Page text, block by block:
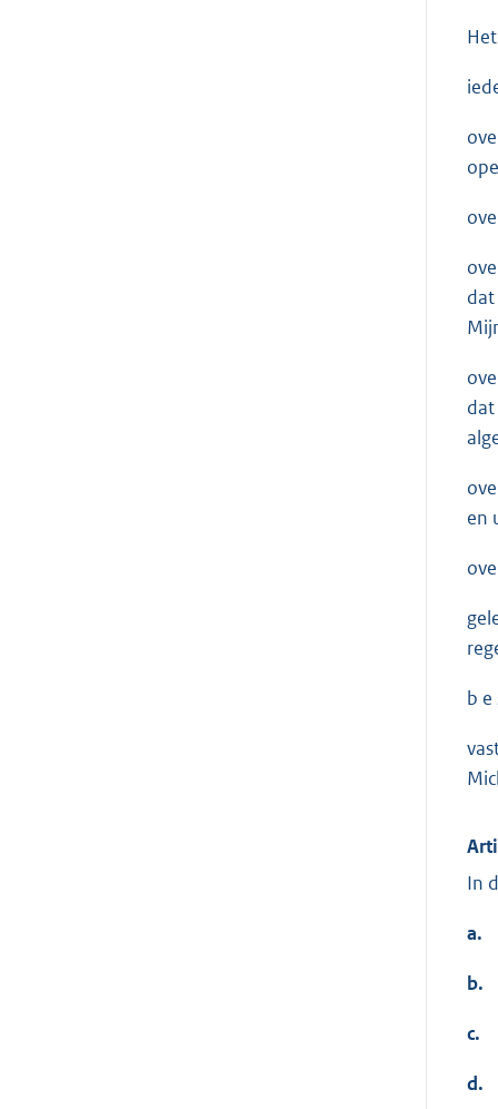
en
b e
In
a.
b.
c.
d.